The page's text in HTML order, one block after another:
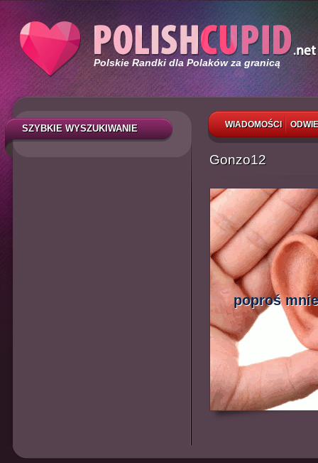
Polskie Randki dla Polaków za granicą
WIADOMOŚCI
SZYBKIE WYSZUKIWANIE
Gonzo12
poproś